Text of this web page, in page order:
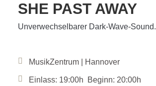
SHE PAST AWAY
Unverwechselbarer Dark-Wave-Sound.
MusikZentrum | Hannover
Einlass: 19:00h Beginn: 20:00h